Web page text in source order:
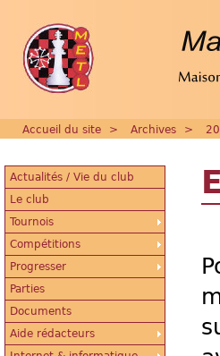
Accueil du site > Archives >
Actualités / Vie du club
Le club
Tournois
Compétitions
Progresser
Parties
Documents
Aide rédacteurs